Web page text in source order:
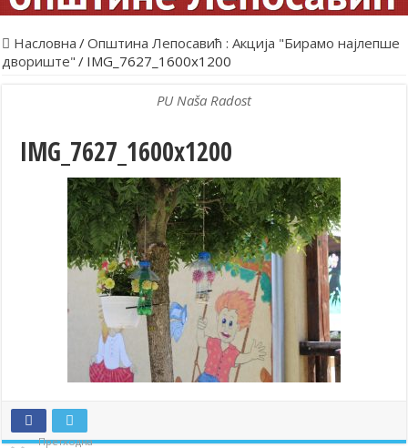
Насловна /Општина Лепосавић : Акција "Бирамо најлепше
двориште" / IMG_7627_1600x1200
PU Naša Radost
IMG_7627_1600x1200
Претходна